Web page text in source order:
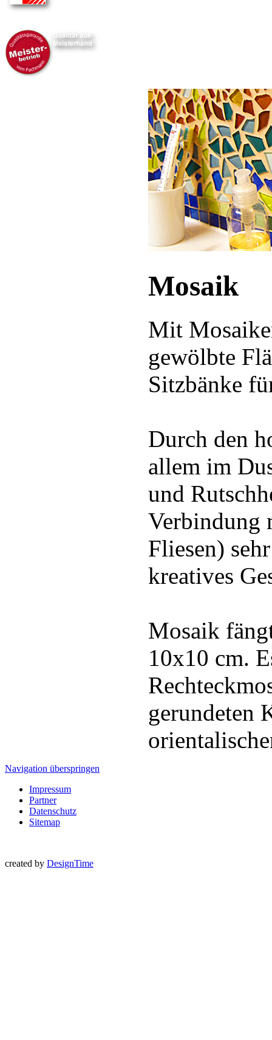
Mosaik
Mit
gewölbte
Sitzbänke
Durch den
allem im
und
Verbindung
Fliesen)
kreatives
Mosaik
10x10 cm.
gerundeten
Navigation überspringen
Impressum
Partner
Datenschutz
Sitemap
created by DesignTime